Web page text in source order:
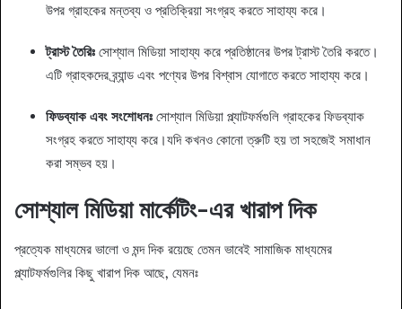
উপর গ্রাহকের মন্তব্য ও প্রতিক্রিয়া সংগ্রহ করতে সাহায্য করে।
ট্রাস্ট তৈরিঃ সোশ্যাল মিডিয়া সাহায্য করে প্রতিষ্ঠানের উপর ট্রাস্ট তৈরি করতে।
এটি গ্রাহকদের ব্র্যান্ড এবং পণ্যের উপর বিশ্বাস যোগাতে করতে সাহায্য করে।
ফিডব্যাক এবং সংশোধনঃ সোশ্যাল মিডিয়া প্ল্যাটফর্মগুলি গ্রাহকের ফিডব্যাক
সংগ্রহ করতে সাহায্য করে।যদি কখনও কোনো ত্রুটি হয় তা সহজেই সমাধান
করা সম্ভব হয়।
সোশ্যাল মিডিয়া মার্কেটিং-এর খারাপ দিক
প্রত্যেক মাধ্যমের ভালো ও মন্দ দিক রয়েছে তেমন ভাবেই সামাজিক মাধ্যমের
প্ল্যাটফর্মগুলির কিছু খারাপ দিক আছে, যেমনঃ